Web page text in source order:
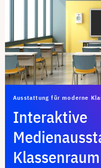
Ausstattung für moderne
Interaktive
Klassenraum